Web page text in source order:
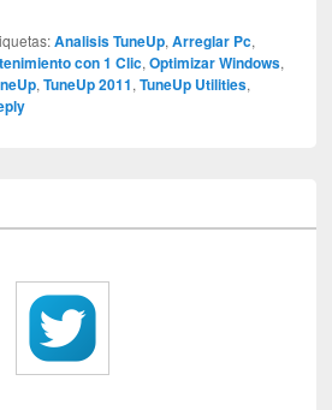
Analisis TuneUp,Arreglar Pc,
con 1 Clic,Optimizar Windows,
,TuneUp 2011,TuneUp Utilities,